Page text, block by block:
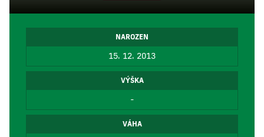
NAROZEN
15. 12. 2013
VÝŠKA
-
VÁHA